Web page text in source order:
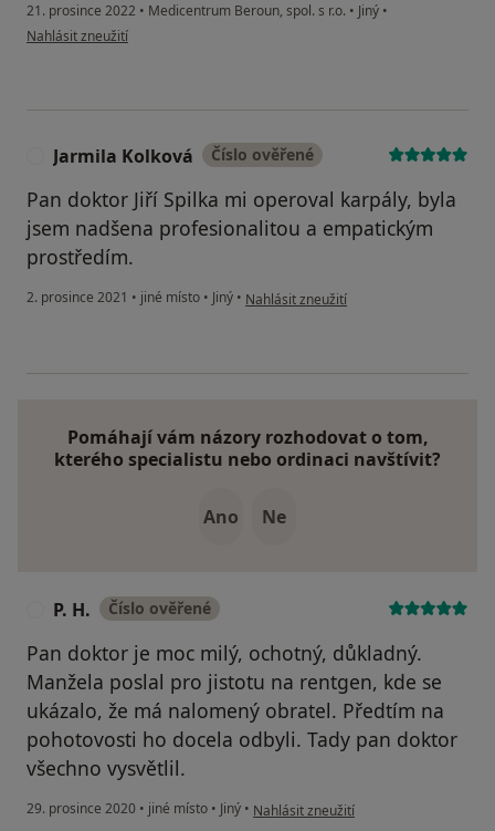
21. prosince 2022 • Medicentrum Beroun, spol. s r.o. • Jiný •
podle názoru uživatele Antonín Šmejkal
Nahlásit zneužití
Jarmila Kolková Číslo ověřené
Pan doktor Jiří Spilka mi operoval karpály, byla
jsem nadšena profesionalitou a empatickým
prostředím.
2. prosince 2021 • jiné místo • Jiný • podle názoru uživatele Jarmila Kolková
Nahlásit zneužití
Pomáhají vám názory rozhodovat o tom,
kterého specialistu nebo ordinaci navštívit?
Ano Ne
P. H. Číslo ověřené
Pan doktor je moc milý, ochotný, důkladný.
Manžela poslal pro jistotu na rentgen, kde se
ukázalo, že má nalomený obratel. Předtím na
pohotovosti ho docela odbyli. Tady pan doktor
všechno vysvětlil.
29. prosince 2020 • jiné místo • Jiný • podle názoru uživatele P. H.
Nahlásit zneužití